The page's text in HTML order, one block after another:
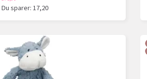
Du sparer: 17,20